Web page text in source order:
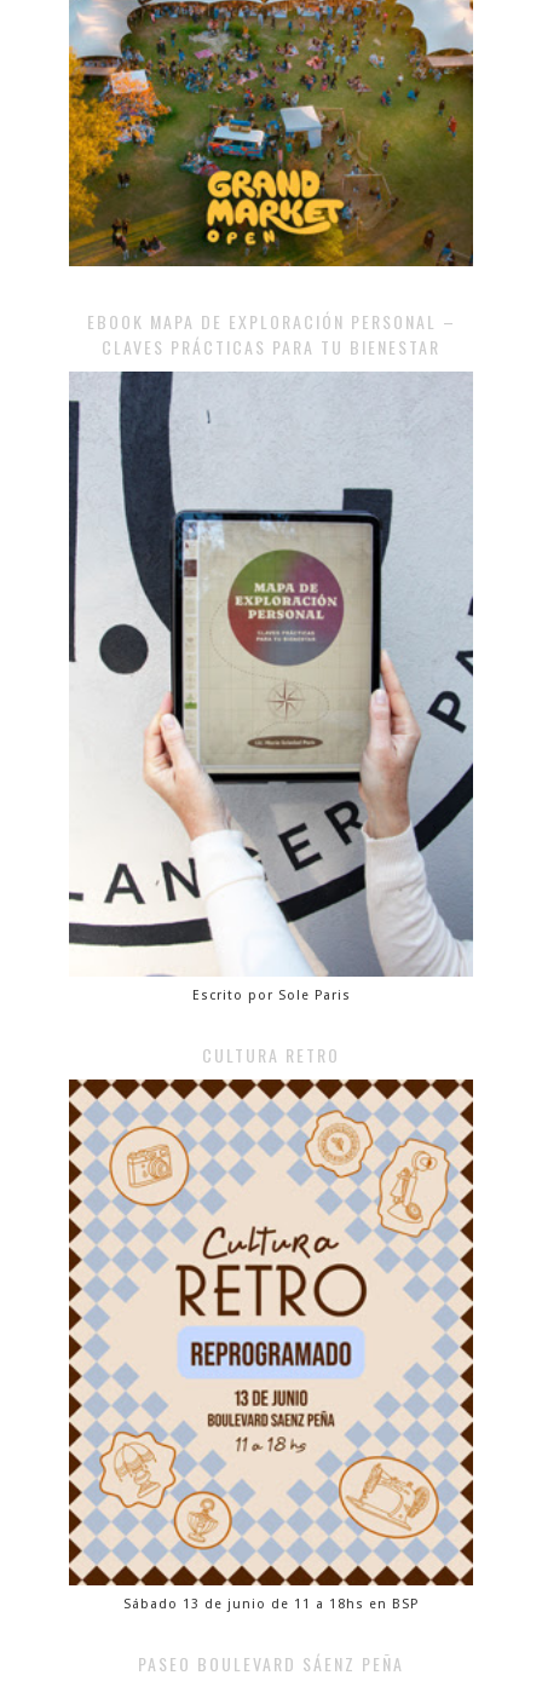
EBOOK MAPA DE EXPLORACIÓN PERSONAL –
CLAVES PRÁCTICAS PARA TU BIENESTAR
Escrito por Sole Paris
CULTURA RETRO
Sábado 13 de junio de 11 a 18hs en BSP
PASEO BOULEVARD SÁENZ PEÑA